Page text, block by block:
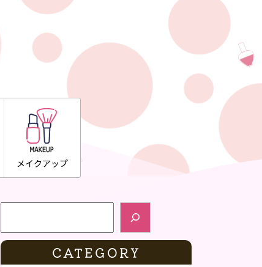
メイクアップ
検索
CATEGORY